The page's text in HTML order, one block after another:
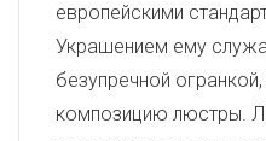
европейскими
Украшением ему
безупречной
композицию люстры.